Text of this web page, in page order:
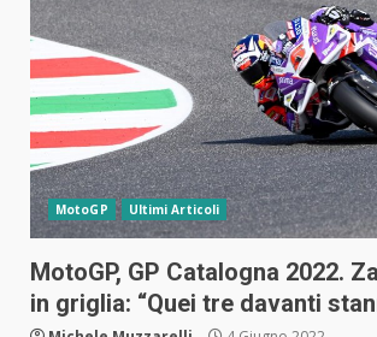
MotoGP Ultimi Articoli
MotoGP, GP Catalogna 2022.
in griglia: “Quei tre davanti